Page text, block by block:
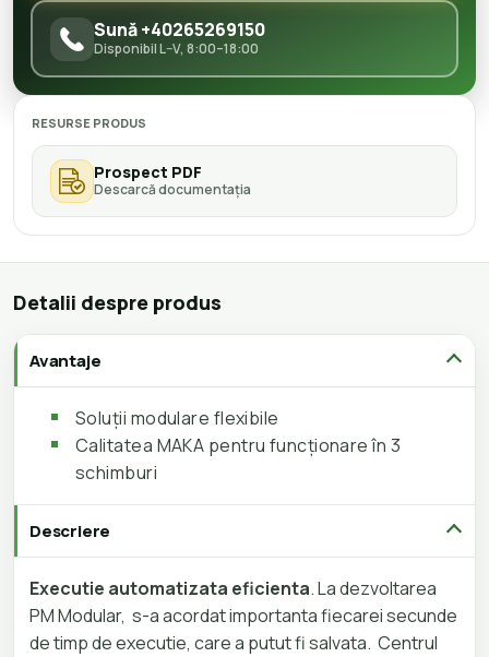
Sună +40265269150
Disponibil L–V, 8:00–18:00
RESURSE PRODUS
Prospect PDF
Descarcă documentația
Detalii despre produs
Avantaje
Soluții modulare flexibile
Calitatea MAKA pentru funcționare în 3
schimburi
Descriere
Executie automatizata eficienta. La dezvoltarea
PM Modular, s-a acordat importanta fiecarei secunde
de timp de executie, care a putut fi salvata. Centrul